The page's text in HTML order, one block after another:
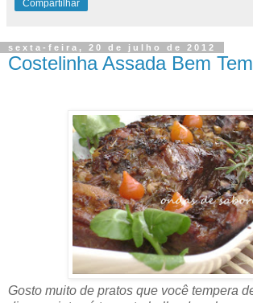
Compartilhar
sexta-feira, 20 de julho de 2012
Costelinha Assada Bem
Gosto muito de pratos que você tempera